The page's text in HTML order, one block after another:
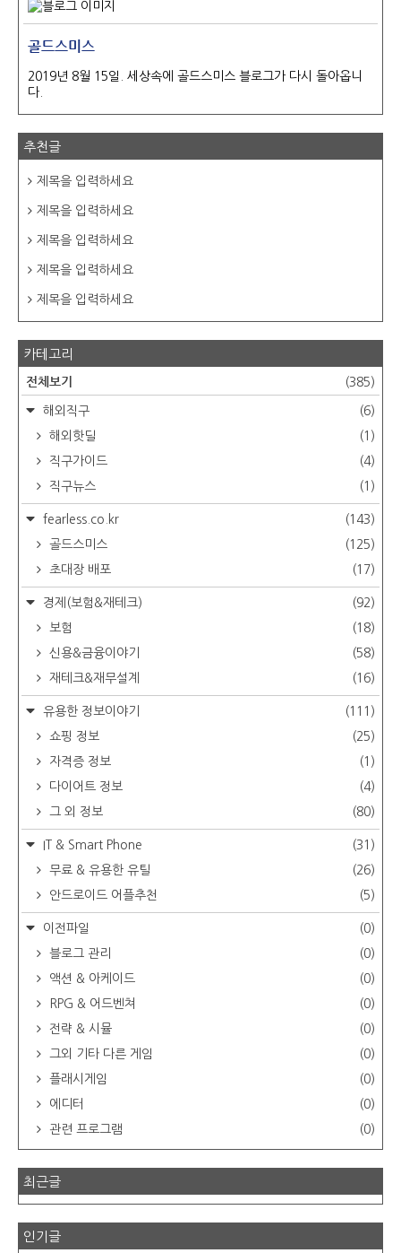
골드스미스
2019년 8월 15일. 세상속에 골드스미스 블로그가 다시 돌아옵니
다.
추천글
제목을 입력하세요
제목을 입력하세요
제목을 입력하세요
제목을 입력하세요
제목을 입력하세요
카테고리
전체보기 (385)
해외직구
(6)
해외핫딜
(1)
직구가이드
(4)
직구뉴스
(1)
fearless.co.kr
(143)
골드스미스
(125)
초대장 배포
(17)
경제(보험&재테크)
(92)
보험
(18)
신용&금융이야기
(58)
재테크&재무설계
(16)
유용한 정보이야기
(111)
쇼핑 정보
(25)
자격증 정보
(1)
다이어트 정보
(4)
그 외 정보
(80)
IT & Smart Phone
(31)
무료 & 유용한 유틸
(26)
안드로이드 어플추천
(5)
이전파일
(0)
블로그 관리
(0)
액션 & 아케이드
(0)
RPG & 어드벤쳐
(0)
전략 & 시뮬
(0)
그외 기타 다른 게임
(0)
플래시게임
(0)
에디터
(0)
관련 프로그램
(0)
최근글
인기글